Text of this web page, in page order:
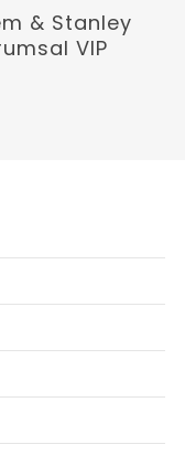
Oku
& Stanley
VIP